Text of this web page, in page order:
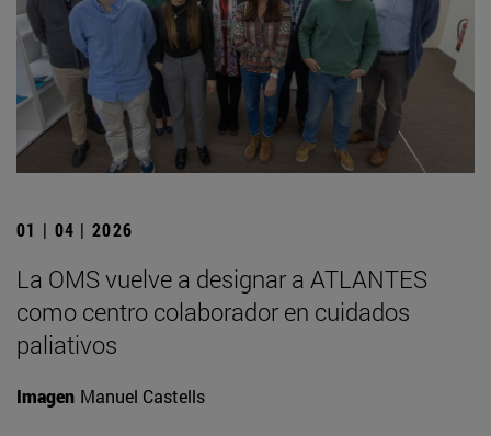
01 | 04 | 2026
La OMS vuelve a designar a ATLANTES
como centro colaborador en cuidados
paliativos
Imagen Manuel Castells